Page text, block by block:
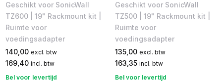
​​Geschikt voor SonicWall
TZ600 | 19" Rackmount kit |
Ruimte voor
voedingsadapter
140,00 excl. btw
169,40 incl. btw
Bel voor levertijd
​Geschikt voor SonicWall
TZ500 | 19" Rackmount kit |
Ruimte voor
voedingsadapter
135,00 excl. btw
163,35 incl. btw
Bel voor levertijd